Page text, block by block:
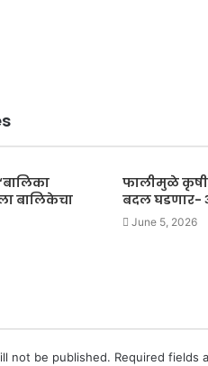
बालिकेचा
फालीमुळे कृषी
बदल घडणार-
June 5, 2026
not be published. Required fields